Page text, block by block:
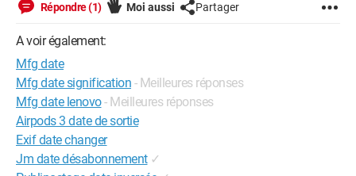
Répondre (1) Moi aussi Partager
A voir également:
Mfg date
Mfg date signification - Meilleures réponses
Mfg date lenovo- Meilleures réponses
Airpods 3 date de sortie
Exif date changer
Jm date désabonnement ✓